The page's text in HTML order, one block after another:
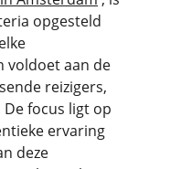
opgesteld
voldoet aan de
reizigers,
focus ligt op
ervaring
deze